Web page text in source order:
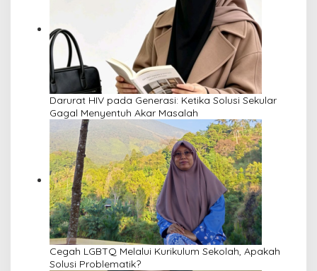
Darurat HIV pada Generasi: Ketika Solusi Sekular
Gagal Menyentuh Akar Masalah
Cegah LGBTQ Melalui Kurikulum Sekolah, Apakah
Solusi Problematik?